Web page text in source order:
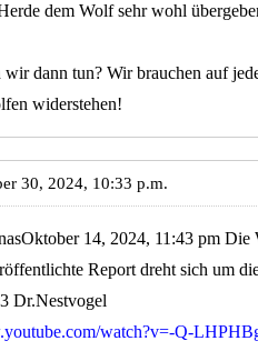
dem Wolf sehr wohl
wir dann tun? Wir brauchen auf
widerstehen!
30, 2024, 10:33 p.m.
14, 2024, 11:43 pm
Report dreht sich um
Dr.Nestvogel
watch?v=-Q-